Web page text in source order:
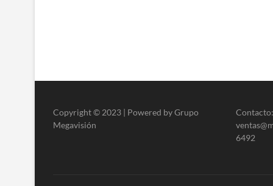
Copyright © 2023 | Powered by Grupo
Megavisión
6492